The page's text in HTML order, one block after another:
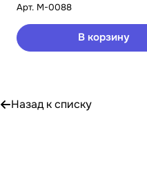
Арт. M-0088
В корзину
Назад к списку